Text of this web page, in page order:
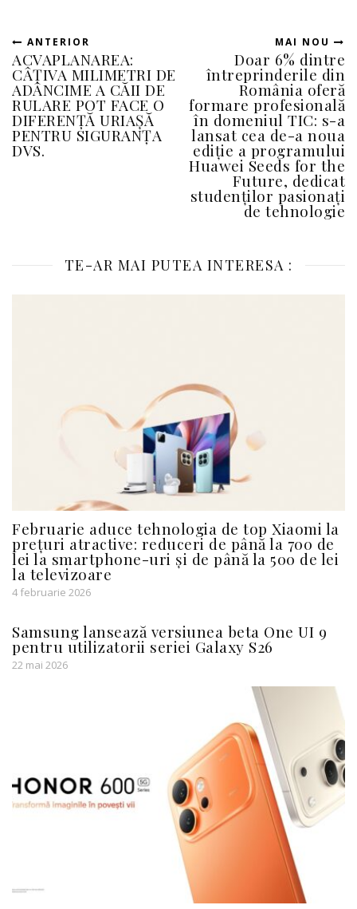
ANTERIOR
ACVAPLANAREA:
CÂŢIVA MILIMETRI DE
ADÂNCIME A CĂII DE
RULARE POT FACE O
DIFERENŢĂ URIAŞĂ
PENTRU SIGURANŢA
DVS.
MAI NOU
Doar 6% dintre
întreprinderile din
România oferă
formare profesională
în domeniul TIC: s-a
lansat cea de-a noua
ediție a programului
Huawei Seeds for the
Future, dedicat
studenților pasionați
de tehnologie
TE-AR MAI PUTEA INTERESA :
Februarie aduce tehnologia de top Xiaomi la
prețuri atractive: reduceri de până la 700 de
lei la smartphone-uri și de până la 500 de lei
la televizoare
4 februarie 2026
Samsung lansează versiunea beta One UI 9
pentru utilizatorii seriei Galaxy S26
22 mai 2026